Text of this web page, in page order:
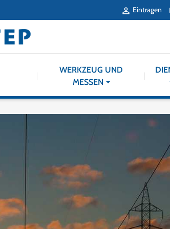
 Eintragen
WERKZEUG UND
MESSEN